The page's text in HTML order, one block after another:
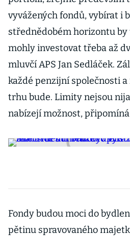
vyvážených fondů, vybírat i
střednědobém horizontu
mohly investovat třeba až
mluvčí APS Jan Sedláček.
každé penzijní společnosti
trhu bude. Limity nejsou
nabízejí možnost, připomíná
Fondy budou moci do
pětinu spravovaného